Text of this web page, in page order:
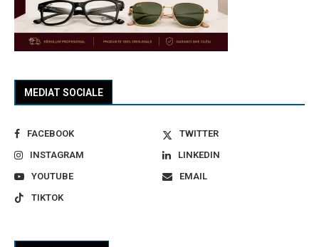
MEDIAT SOCIALE
FACEBOOK
TWITTER
INSTAGRAM
LINKEDIN
YOUTUBE
EMAIL
TIKTOK